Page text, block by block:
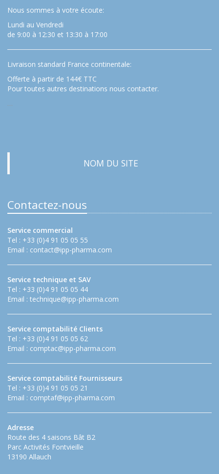
Nous sommes à votre écoute:
Lundi au Vendredi
de 9:00 à 12:30 et 13:30 à 17:00
Livraison standard France continentale:
Offerte à partir de 144€ TTC
Pour toutes autres destinations nous contacter.
…
NOM DU SITE
Contactez-nous
Service commercial
Tel : +33 (0)4 91 05 05 55
Email : contact@ipp-pharma.com
Service technique et SAV
Tel : +33 (0)4 91 05 05 44
Email : technique@ipp-pharma.com
Service comptabilité Clients
Tel : +33 (0)4 91 05 05 62
Email : comptac@ipp-pharma.com
Service comptabilité Fournisseurs
Tel : +33 (0)4 91 05 05 21
Email : comptaf@ipp-pharma.com
Adresse
Route des 4 saisons Bât B2
Parc Activités Fontvieille
13190 Allauch